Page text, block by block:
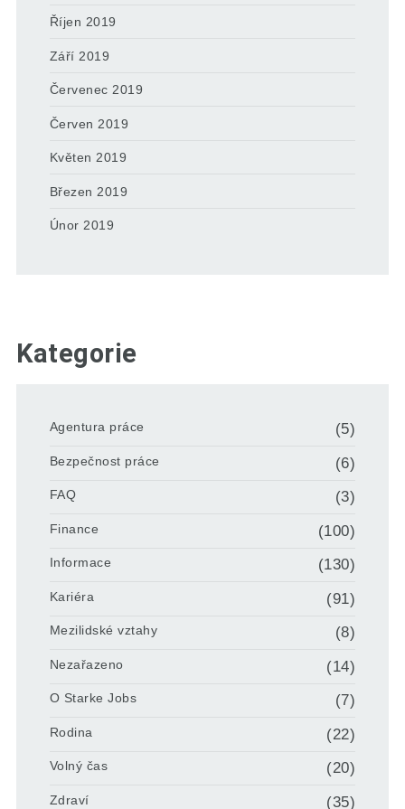
Říjen 2019
Září 2019
Červenec 2019
Červen 2019
Květen 2019
Březen 2019
Únor 2019
Kategorie
Agentura práce (5)
Bezpečnost práce (6)
FAQ (3)
Finance (100)
Informace (130)
Kariéra (91)
Mezilidské vztahy (8)
Nezařazeno (14)
O Starke Jobs (7)
Rodina (22)
Volný čas (20)
Zdraví (35)